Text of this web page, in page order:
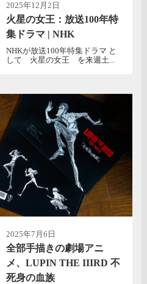
2025年12月2日
火星の女王：放送100年特
集ドラマ | NHK
NHKが放送100年特集ドラマ と
して 火星の女王 を来週土...
2025年7月6日
全部手描きの劇場アニ
メ、LUPIN THE IIIRD 不
死身の血族